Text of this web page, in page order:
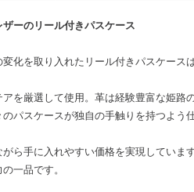
ーのリール付きパスケース
化を取り入れたリール付きパスケース
を厳選して使用。革は経験豊富な姫路
パスケースが独自の手触りを持つよう
ら手に入れやすい価格を実現していま
一品です。